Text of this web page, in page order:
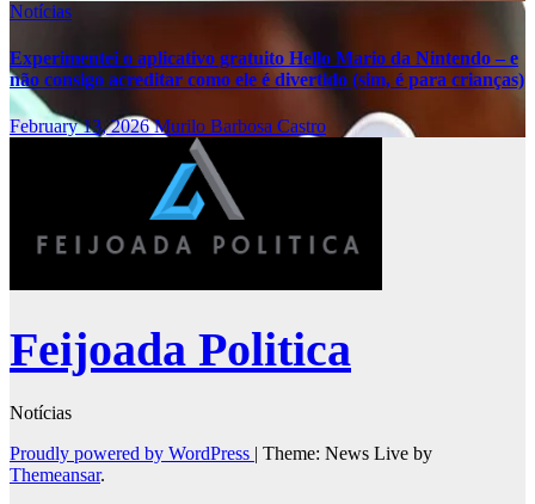
Notícias
Experimentei o aplicativo gratuito Hello Mario da Nintendo – e
não consigo acreditar como ele é divertido (sim, é para crianças)
February 13, 2026Murilo Barbosa Castro
Feijoada Politica
Notícias
Proudly powered by WordPress | Theme: News Live by
Themeansar.